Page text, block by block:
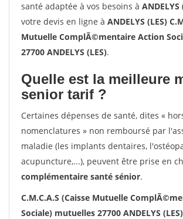
santé adaptée à vos besoins à ANDELYS
votre devis en ligne à ANDELYS (LES)
Mutuelle ComplÃ©mentaire Action
27700 ANDELYS (LES).
Quelle est la meilleure
senior tarif ?
Certaines dépenses de santé, dites «
nomenclatures » non remboursé par
maladie (les implants dentaires,
acupuncture,...), peuvent être prise en
complémentaire santé sénior.
C.M.C.A.S (Caisse Mutuelle
Sociale) mutuelles 27700 ANDELYS (LES)